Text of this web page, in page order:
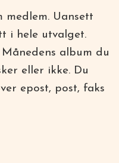
medlem. Uansett
i hele utvalget.
album du
eller ikke. Du
epost, post, faks